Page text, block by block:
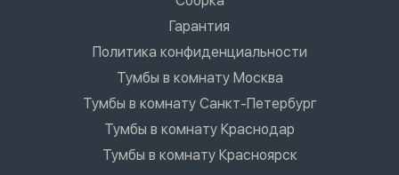
Гарантия
Политика конфиденциальности
Тумбы в комнату Москва
Тумбы в комнату Санкт-Петербург
Тумбы в комнату Краснодар
Тумбы в комнату Красноярск